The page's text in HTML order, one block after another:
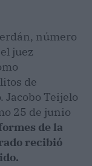
número
juez
de
Jacobo Teijelo
25 de junio
de la
recibió